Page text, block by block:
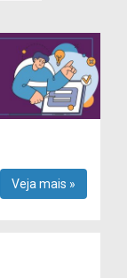
Veja mais »